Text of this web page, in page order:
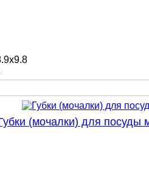
(мочалки) для посуды